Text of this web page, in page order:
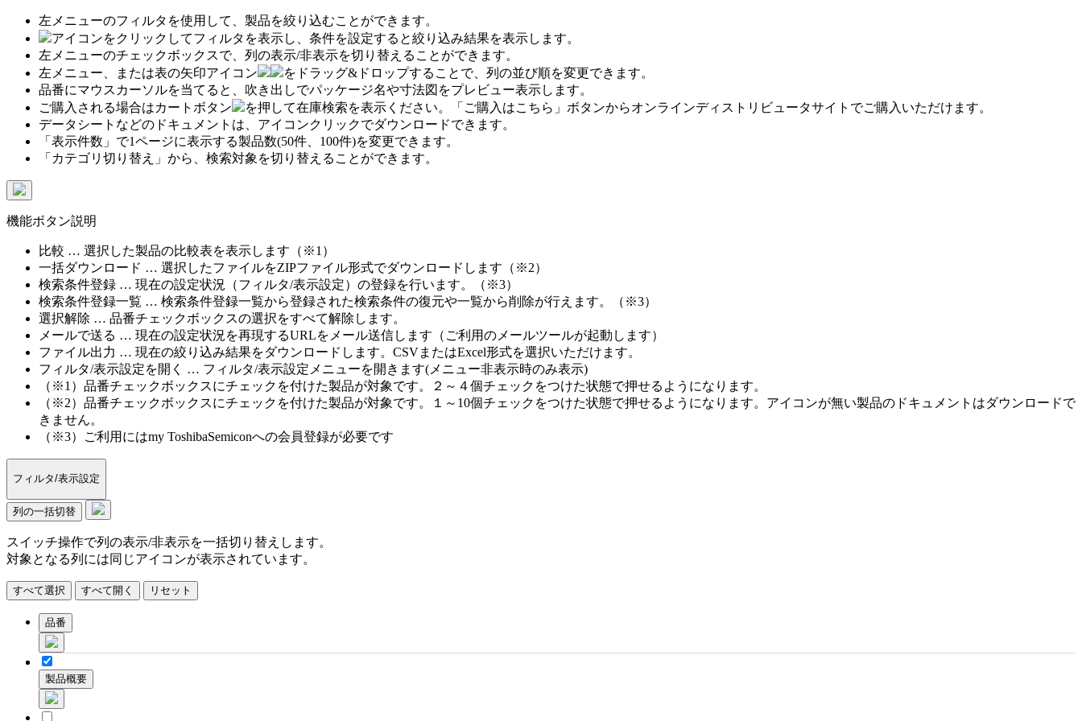
左メニューのフィルタを使用して、製品を絞り込むことができます。
アイコンをクリックしてフィルタを表示し、条件を設定すると絞り込み結果を表示します。
左メニューのチェックボックスで、列の表示/非表示を切り替えることができます。
左メニュー、または表の矢印アイコン
をドラッグ&ドロップすることで、列の並び順を変更できます。
品番にマウスカーソルを当てると、吹き出しでパッケージ名や寸法図をプレビュー表示します。
ご購入される場合はカートボタン
を押して在庫検索を表示ください。「ご購入はこちら」ボタンからオンラインディストリビュータサイトでご購入いただけます。
データシートなどのドキュメントは、アイコンクリックでダウンロードできます。
「表示件数」で1ページに表示する製品数(50件、100件)を変更できます。
「カテゴリ切り替え」から、検索対象を切り替えることができます。
機能ボタン説明
比較 … 選択した製品の比較表を表示します（※1）
一括ダウンロード … 選択したファイルをZIPファイル形式でダウンロードします（※2）
検索条件登録 … 現在の設定状況（フィルタ/表示設定）の登録を行います。（※3）
検索条件登録一覧 … 検索条件登録一覧から登録された検索条件の復元や一覧から削除が行えます。（※3）
選択解除 … 品番チェックボックスの選択をすべて解除します。
メールで送る … 現在の設定状況を再現するURLをメール送信します（ご利用のメールツールが起動します）
ファイル出力 … 現在の絞り込み結果をダウンロードします。CSVまたはExcel形式を選択いただけます。
フィルタ/表示設定を開く … フィルタ/表示設定メニューを開きます(メニュー非表示時のみ表示)
（※1）品番チェックボックスにチェックを付けた製品が対象です。２～４個チェックをつけた状態で押せるようになります。
（※2）品番チェックボックスにチェックを付けた製品が対象です。１～10個チェックをつけた状態で押せるようになります。アイコンが無い製品のドキュメントはダウンロードで
きません。
（※3）ご利用にはmy ToshibaSemiconへの会員登録が必要です
フィルタ/表示設定
列の一括切替
スイッチ操作で列の表示/非表示を一括切り替えします。
対象となる列には同じアイコンが表示されています。
すべて選択 すべて開く リセット
品番
製品概要